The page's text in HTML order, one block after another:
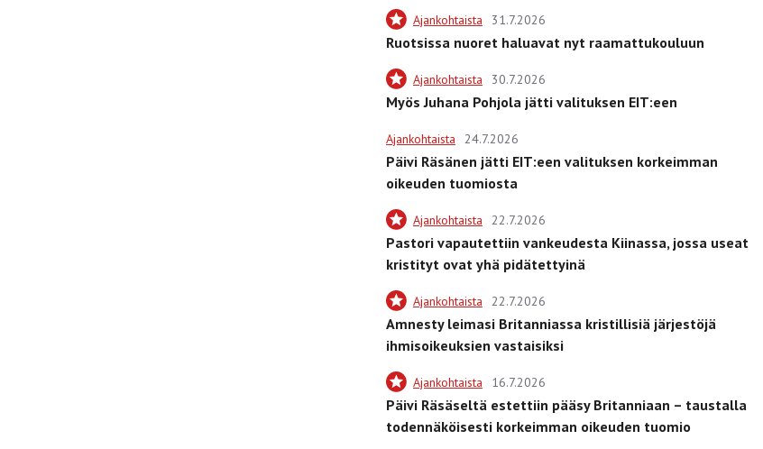
Ajankohtaista 31.7.2026
Ruotsissa nuoret haluavat nyt raamattukouluun
Ajankohtaista 30.7.2026
Myös Juhana Pohjola jätti valituksen EIT:een
Ajankohtaista 24.7.2026
Päivi Räsänen jätti EIT:een valituksen korkeimman
oikeuden tuomiosta
Ajankohtaista 22.7.2026
Pastori vapautettiin vankeudesta Kiinassa, jossa useat
kristityt ovat yhä pidätettyinä
Ajankohtaista 22.7.2026
Amnesty leimasi Britanniassa kristillisiä järjestöjä
ihmisoikeuksien vastaisiksi
Ajankohtaista 16.7.2026
Päivi Räsäseltä estettiin pääsy Britanniaan – taustalla
todennäköisesti korkeimman oikeuden tuomio